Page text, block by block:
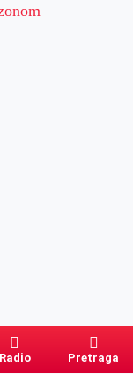
Radio Pretraga